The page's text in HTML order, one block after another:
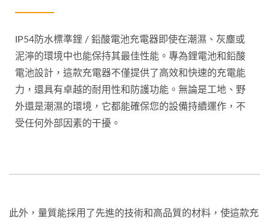
IP54防水標準鋰 / 鉛酸電池充電器即使在潮濕、灰塵或
泥濘的環境中也能保持其最佳性能。專為鋰電池和鉛酸
電池設計，這款充電器不僅提供了高效和快速的充電能
力，還具有卓越的耐用性和防護功能。無論是工地、野
外還是潮濕的環境，它都能確保您的設備持續運作，不
受任何外部因素的干擾。
此外，量質能採用了先進的技術和高品質的材料，使這款充